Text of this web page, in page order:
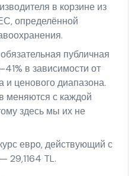
в корзине из
определённой
публичная
в зависимости от
и ценового диапазона.
меняются с каждой
здесь мы их не
евро, действующий с
29,1164 TL.